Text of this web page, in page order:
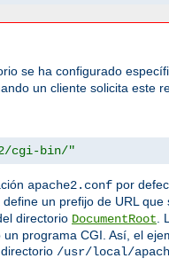
se ha configurado
un cliente solicita este
cgi-bin/"
apache2.conf por
define un prefijo de URL
directorio DocumentRoot.
programa CGI. Así, el
/usr/local/